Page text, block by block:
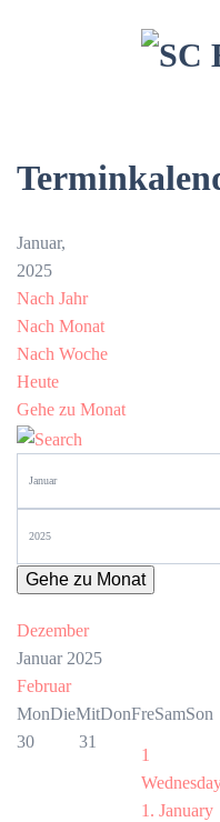
Januar,
2025
Nach Jahr
Nach Monat
Nach Woche
Heute
Gehe zu Monat
Gehe zu Monat
Dezember
Januar 2025
Februar
MonDieMitDonFreSamSon
30
31
1
1. January